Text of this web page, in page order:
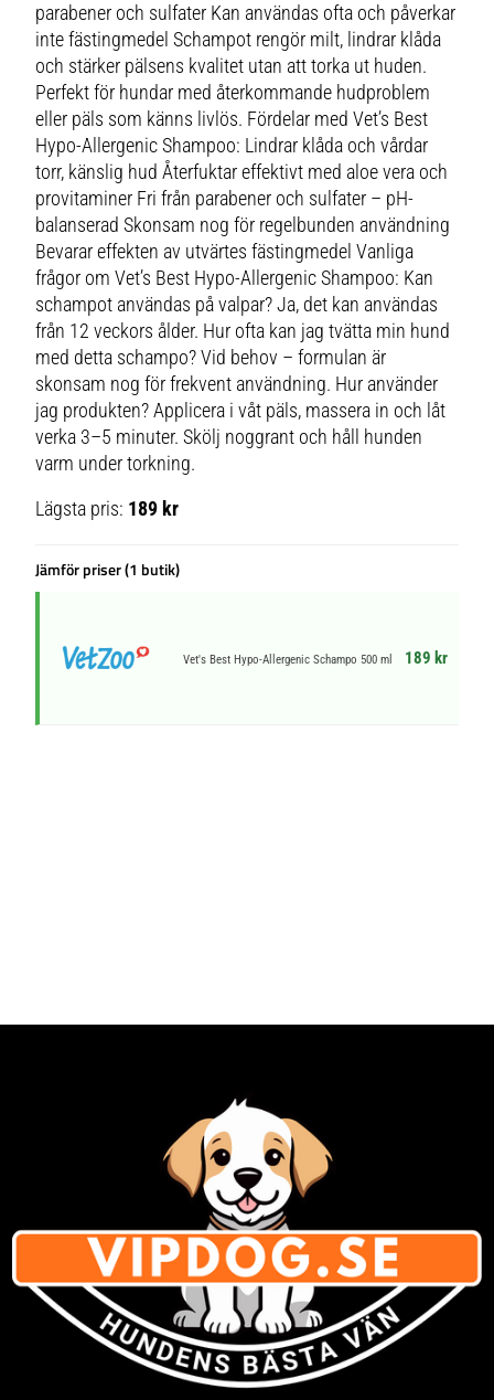
parabener och sulfater Kan användas ofta och påverkar
inte fästingmedel Schampot rengör milt, lindrar klåda
och stärker pälsens kvalitet utan att torka ut huden.
Perfekt för hundar med återkommande hudproblem
eller päls som känns livlös. Fördelar med Vet’s Best
Hypo-Allergenic Shampoo: Lindrar klåda och vårdar
torr, känslig hud Återfuktar effektivt med aloe vera och
provitaminer Fri från parabener och sulfater – pH-
balanserad Skonsam nog för regelbunden användning
Bevarar effekten av utvärtes fästingmedel Vanliga
frågor om Vet’s Best Hypo-Allergenic Shampoo: Kan
schampot användas på valpar? Ja, det kan användas
från 12 veckors ålder. Hur ofta kan jag tvätta min hund
med detta schampo? Vid behov – formulan är
skonsam nog för frekvent användning. Hur använder
jag produkten? Applicera i våt päls, massera in och låt
verka 3–5 minuter. Skölj noggrant och håll hunden
varm under torkning.
Lägsta pris: 189 kr
Jämför priser (1 butik)
Vet's Best Hypo-Allergenic Schampo 500 ml 189 kr